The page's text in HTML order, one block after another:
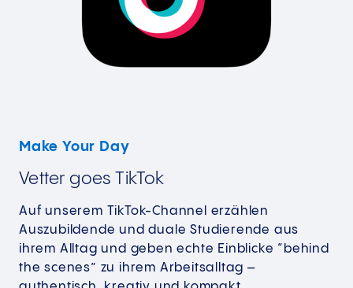
Make Your Day
Vetter goes TikTok
Auf unserem TikTok-Channel erzählen
Auszubildende und duale Studierende aus
ihrem Alltag und geben echte Einblicke “behind
the scenes” zu ihrem Arbeitsalltag –